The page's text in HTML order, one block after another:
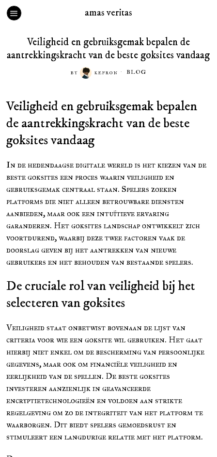
amas veritas
Veiligheid en gebruiksgemak bepalen de
aantrekkingskracht van de beste goksites vandaag
BY KEFRON BLOG
Veiligheid en gebruiksgemak bepalen
de aantrekkingskracht van de beste
goksites vandaag
In de hedendaagse digitale wereld is het kiezen van de
beste goksites een proces waarin veiligheid en
gebruiksgemak centraal staan. Spelers zoeken
platforms die niet alleen betrouwbare diensten
aanbieden, maar ook een intuïtieve ervaring
garanderen. Het goksites landschap ontwikkelt zich
voortdurend, waarbij deze twee factoren vaak de
doorslag geven bij het aantrekken van nieuwe
gebruikers en het behouden van bestaande spelers.
De cruciale rol van veiligheid bij het
selecteren van goksites
Veiligheid staat onbetwist bovenaan de lijst van
criteria voor wie een goksite wil gebruiken. Het gaat
hierbij niet enkel om de bescherming van persoonlijke
gegevens, maar ook om financiële veiligheid en
eerlijkheid van de spellen. De beste goksites
investeren aanzienlijk in geavanceerde
encryptietechnologieën en voldoen aan strikte
regelgeving om zo de integriteit van het platform te
waarborgen. Dit biedt spelers gemoedsrust en
stimuleert een langdurige relatie met het platform.